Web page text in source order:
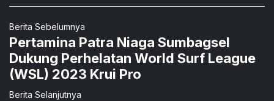
Berita Sebelumnya
Pertamina Patra Niaga Sumbagsel
Dukung Perhelatan World Surf League
(WSL) 2023 Krui Pro
Berita Selanjutnya